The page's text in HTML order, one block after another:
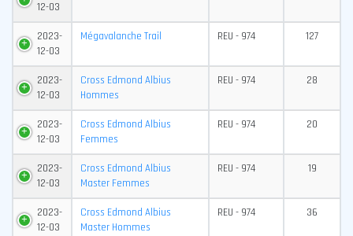
12-03
2023-
12-03
Mégavalanche Trail REU - 974 127
2023-
12-03
Cross Edmond Albius
Hommes
REU - 974 28
2023-
12-03
Cross Edmond Albius
Femmes
REU - 974 20
2023-
12-03
Cross Edmond Albius
Master Femmes
REU - 974 19
2023-
12-03
Cross Edmond Albius
Master Hommes
REU - 974 36